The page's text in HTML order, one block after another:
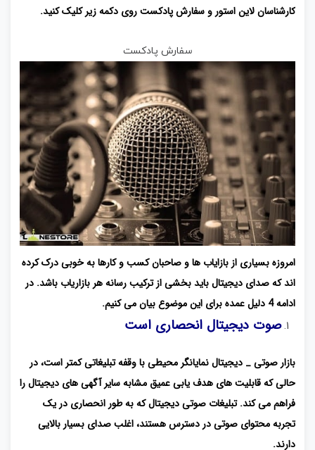
کارشناسان لاین استور و سفارش پادکست روی دکمه زیر کلیک کنید.
سفارش پادکست
امروزه بسیاری از بازایاب ها و صاحبان کسب و کارها به خوبی درک کرده
اند که صدای دیجیتال باید بخشی از ترکیب رسانه هر بازاریاب باشد. در
ادامه 4 دلیل عمده برای این موضوع بیان می کنیم.
صوت دیجیتال انحصاری است
بازار صوتی _ دیجیتال نمایانگر محیطی با وقفه تبلیغاتی کمتر است، در
حالی که قابلیت های هدف یابی عمیق مشابه سایر آگهی های دیجیتال را
فراهم می کند. تبلیغات صوتی دیجیتال که به طور انحصاری در یک
تجربه محتوای صوتی در دسترس هستند، اغلب صدای بسیار بالایی
دارند.